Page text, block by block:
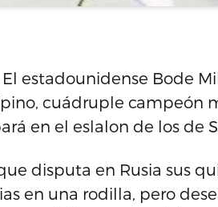
El estadounidense Bode
cuádruple campeón
en el eslalon de los de
disputa en Rusia sus
en una rodilla, pero